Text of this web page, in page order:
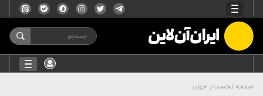
صفحه نخست جهان